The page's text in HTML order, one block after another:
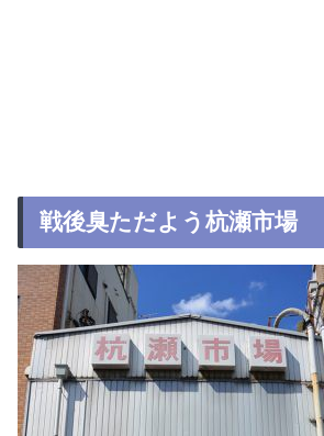
戦後臭ただよう杭瀬市場